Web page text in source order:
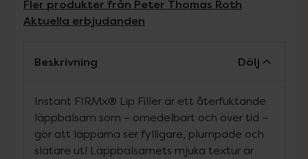
Fler produkter från Peter Thomas Roth
Aktuella erbjudanden
Beskrivning Dölj
Instant FIRMx® Lip Filler är ett återfuktande
läppbalsam som – omedelbart och över tid –
gör att läpparna ser fylligare, plumpade och
slätare ut! Läppbalsamets mjuka textur är